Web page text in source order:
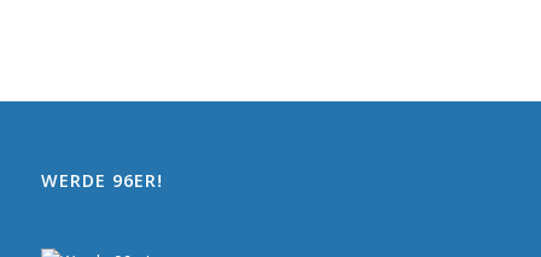
Link
WERDE 96ER!